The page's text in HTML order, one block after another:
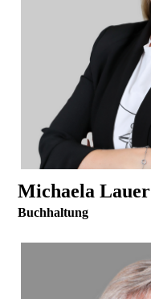
Michaela Lauer
Buchhaltung